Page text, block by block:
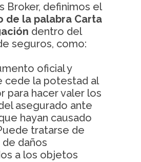
Broker, definimos el
de la palabra Carta
dentro del
seguros, como:
oficial y
cede la potestad al
para hacer valer los
asegurado ante
hayan causado
tratarse de
daños
a los objetos